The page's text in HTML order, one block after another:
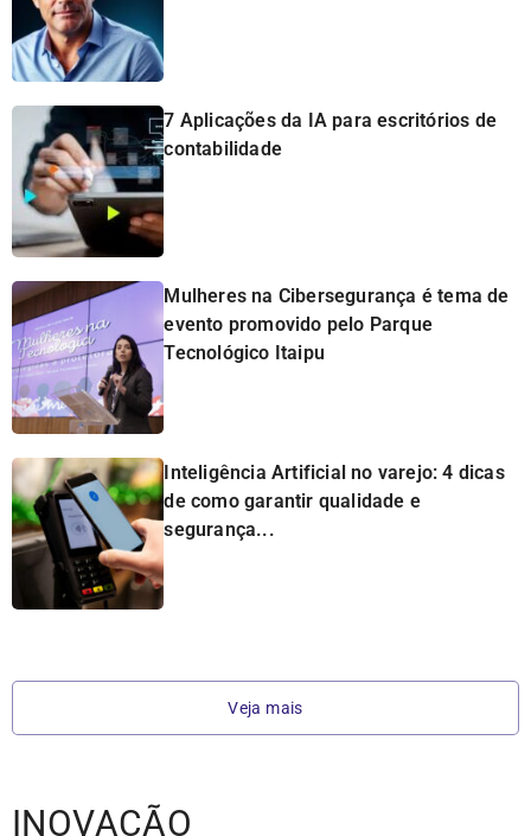
7 Aplicações da IA para escritórios de
contabilidade
Mulheres na Cibersegurança é tema de
evento promovido pelo Parque
Tecnológico Itaipu
Inteligência Artificial no varejo: 4 dicas
de como garantir qualidade e
segurança...
Veja mais
INOVAÇÃO